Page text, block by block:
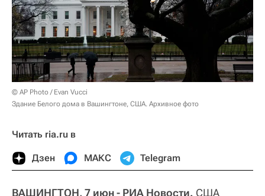
© AP Photo / Evan Vucci
Здание Белого дома в Вашингтоне, США. Архивное фото
Читать ria.ru в
Дзен МАКС Telegram
ВАШИНГТОН, 7 июн - РИА Новости. США